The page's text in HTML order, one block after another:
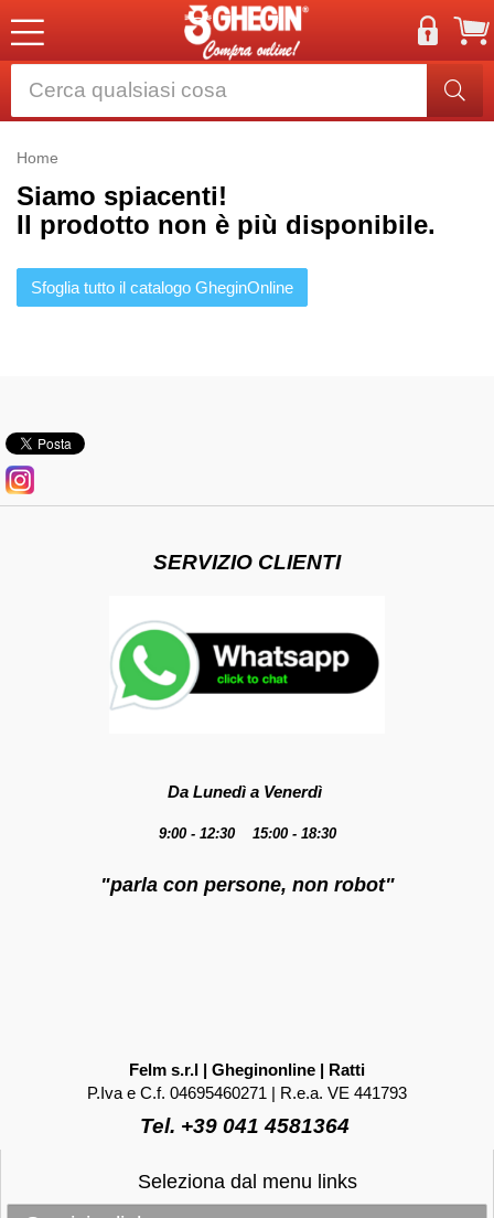
Home
Siamo spiacenti!
Il prodotto non è più disponibile.
Sfoglia tutto il catalogo GheginOnline
SERVIZIO CLIENTI
Da Lunedì a Venerdì
9:00 - 12:30 15:00 - 18:30
"parla con persone, non robot"
Felm s.r.l | Gheginonline | Ratti
P.Iva e C.f. 04695460271 | R.e.a. VE 441793
Tel. +39 041 4581364
Seleziona dal menu links